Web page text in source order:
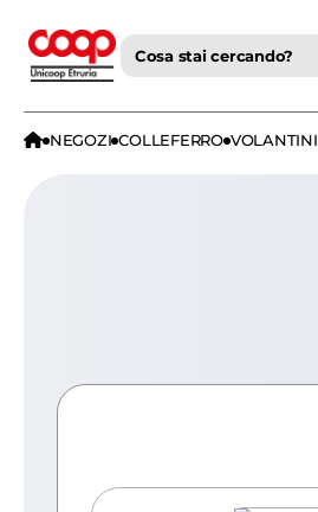
Cosa stai cercando?
NEGOZI COLLEFERRO VOLANTINI